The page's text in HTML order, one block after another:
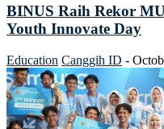
BINUS Raih Rekor
Youth Innovate Day
Education Canggih ID -